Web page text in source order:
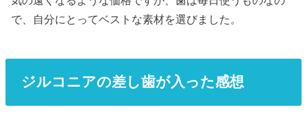
で、自分にとってベストな素材を選びました。
ジルコニアの差し歯が入った感想